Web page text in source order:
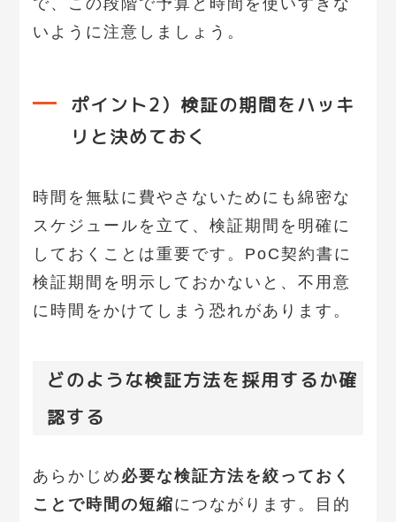
いように注意しましょう。
ポイント2）検証の期間をハッキ
リと決めておく
時間を無駄に費やさないためにも綿密な
スケジュールを立て、検証期間を明確に
しておくことは重要です。PoC契約書に
検証期間を明示しておかないと、不用意
に時間をかけてしまう恐れがあります。
どのような検証方法を採用するか確
認する
あらかじめ 必要な検証方法を絞っておく
ことで時間の短縮につながります。目的